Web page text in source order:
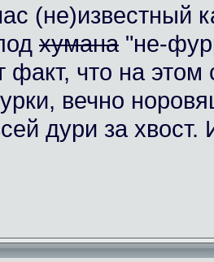
(не)известный
хумана "не-
факт, что на этом
вечно
дури за